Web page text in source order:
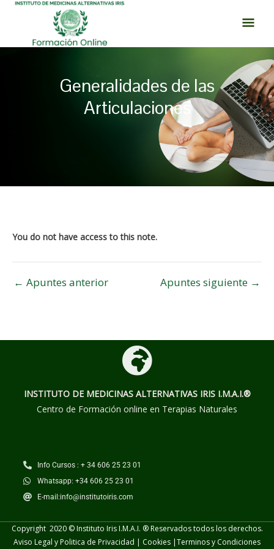
contenido
Generalidades de las
Articulaciones
You do not have access to this note.
entradas
← Apuntes anterior Apuntes siguiente →
INSTITUTO DE MEDICINAS ALTERNATIVAS IRIS I.M.A.I.®
Centro de Formación online en Terapias Naturales
Info Cursos : + 34 606 25 23 01
Whatsapp: +34 606 25 23 01
E-mail:info@institutoiris.com
Copyright 2020 © Instituto Iris I.M.A.I. ® Reservados todos los derechos.
Aviso Legal y Politica de Privacidad | Cookies |Terminos y Condiciones